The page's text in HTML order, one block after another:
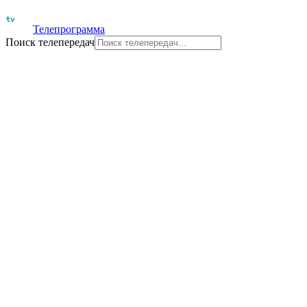
Телепрограмма
Поиск телепередач